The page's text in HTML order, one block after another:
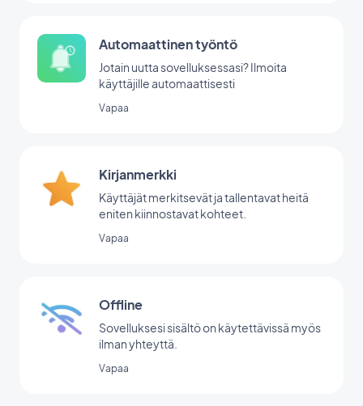
Automaattinen työntö
Jotain uutta sovelluksessasi? Ilmoita
käyttäjille automaattisesti
Vapaa
Kirjanmerkki
Käyttäjät merkitsevät ja tallentavat heitä
eniten kiinnostavat kohteet.
Vapaa
Offline
Sovelluksesi sisältö on käytettävissä myös
ilman yhteyttä.
Vapaa